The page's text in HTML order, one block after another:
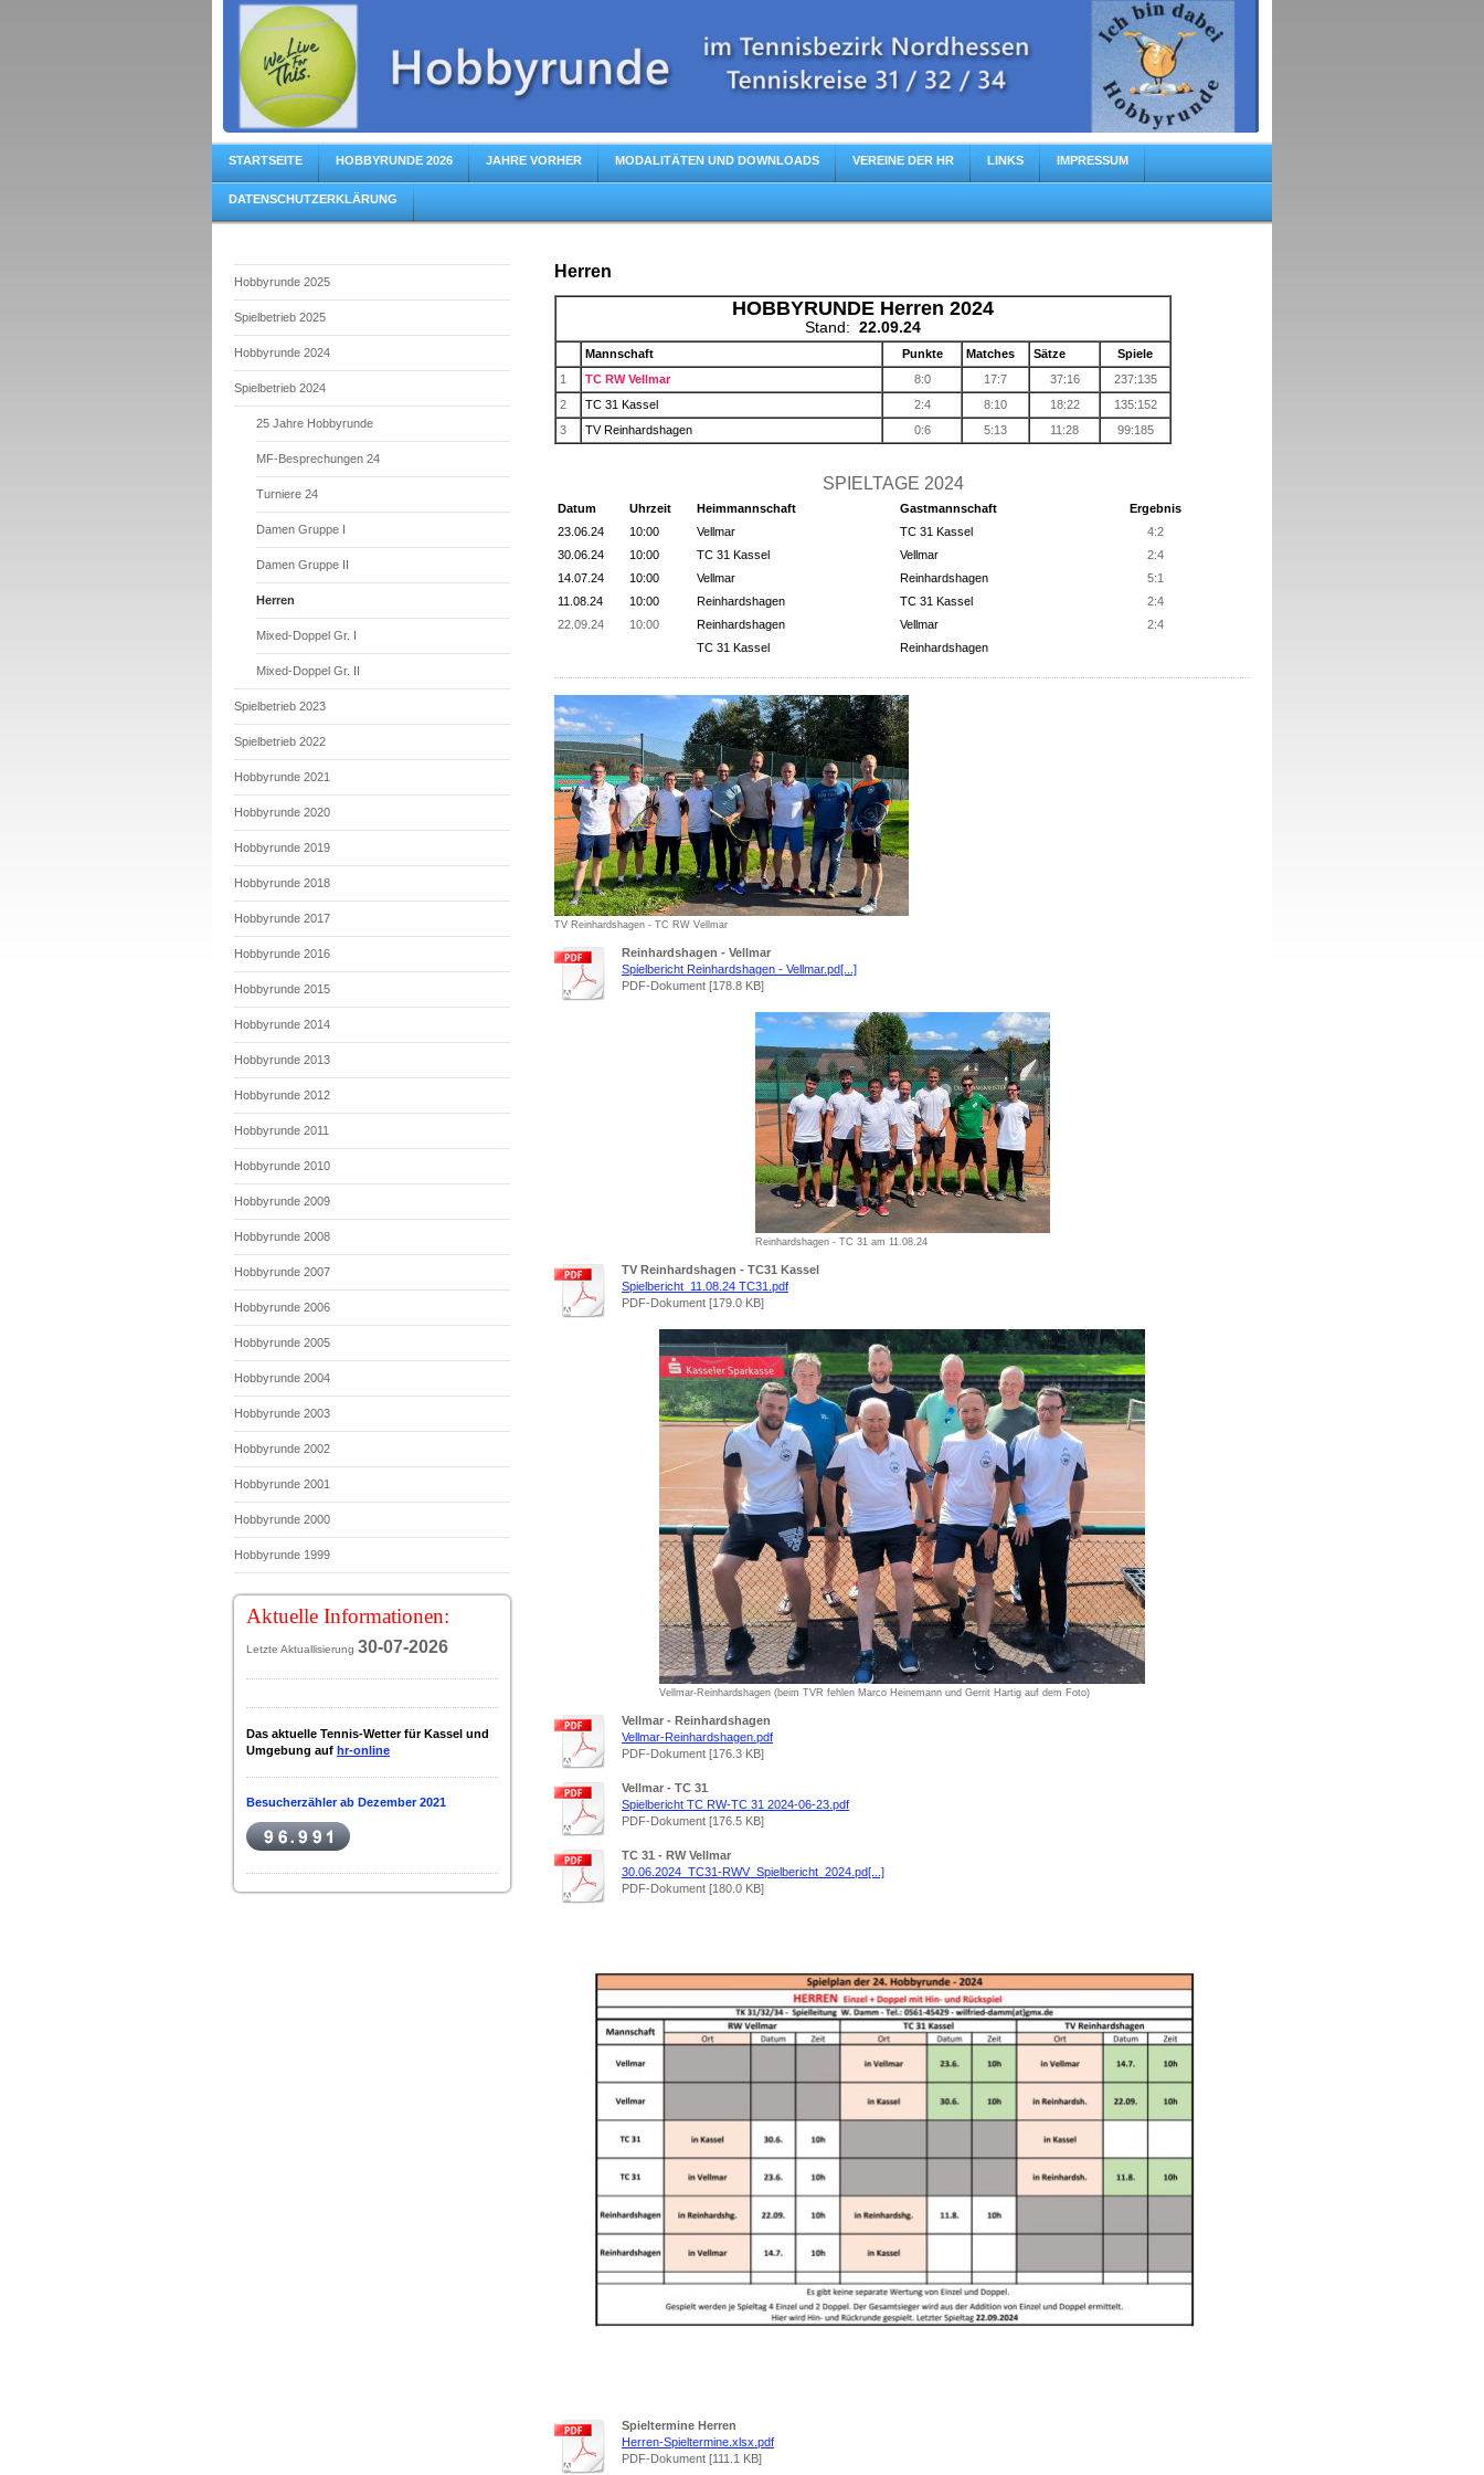
STARTSEITE HOBBYRUNDE 2026 JAHRE VORHER MODALITÄTEN UND DOWNLOADS VEREINE DER HR LINKS IMPRESSUM
DATENSCHUTZERKLÄRUNG
Hobbyrunde 2025
Spielbetrieb 2025
Hobbyrunde 2024
Spielbetrieb 2024
25 Jahre Hobbyrunde
MF-Besprechungen 24
Turniere 24
Damen Gruppe I
Damen Gruppe II
Herren
Mixed-Doppel Gr. I
Mixed-Doppel Gr. II
Spielbetrieb 2023
Spielbetrieb 2022
Hobbyrunde 2021
Hobbyrunde 2020
Hobbyrunde 2019
Hobbyrunde 2018
Hobbyrunde 2017
Hobbyrunde 2016
Hobbyrunde 2015
Hobbyrunde 2014
Hobbyrunde 2013
Hobbyrunde 2012
Hobbyrunde 2011
Hobbyrunde 2010
Hobbyrunde 2009
Hobbyrunde 2008
Hobbyrunde 2007
Hobbyrunde 2006
Hobbyrunde 2005
Hobbyrunde 2004
Hobbyrunde 2003
Hobbyrunde 2002
Hobbyrunde 2001
Hobbyrunde 2000
Hobbyrunde 1999
Aktuelle Informationen:
Letzte Aktuallisierung 30-07-2026
Das aktuelle Tennis-Wetter für Kassel und
Umgebung auf hr-online
Besucherzähler ab Dezember 2021
Herren
HOBBYRUNDE Herren 2024
Stand: 22.09.24
Mannschaft Punkte Matches Sätze
Spiele
1
TC RW Vellmar 8:0 17:7 37:16
237:135
2
TC 31 Kassel 2:4 8:10 18:22
135:152
3
TV Reinhardshagen 0:6 5:13 11:28 99:185
SPIELTAGE 2024
Datum Uhrzeit Heimmannschaft Gastmannschaft
Ergebnis
23.06.24
10:00 Vellmar TC 31 Kassel
4:2
30.06.24
10:00 TC 31 Kassel Vellmar
2:4
14.07.24
10:00 Vellmar Reinhardshagen
5:1
11.08.24
10:00 Reinhardshagen TC 31 Kassel
2:4
22.09.24
10:00 Reinhardshagen Vellmar
2:4
TC 31 Kassel
Reinhardshagen
TV Reinhardshagen - TC RW Vellmar
Reinhardshagen - Vellmar
Spielbericht Reinhardshagen - Vellmar.pd[...]
PDF-Dokument [178.8 KB]
Reinhardshagen - TC 31 am 11.08.24
TV Reinhardshagen - TC31 Kassel
Spielbericht_11.08.24 TC31.pdf
PDF-Dokument [179.0 KB]
Vellmar-Reinhardshagen (beim TVR fehlen Marco Heinemann und Gerrit Hartig auf dem Foto)
Vellmar - Reinhardshagen
Vellmar-Reinhardshagen.pdf
PDF-Dokument [176.3 KB]
Vellmar - TC 31
Spielbericht TC RW-TC 31 2024-06-23.pdf
PDF-Dokument [176.5 KB]
TC 31 - RW Vellmar
30.06.2024_TC31-RWV_Spielbericht_2024.pd[...]
PDF-Dokument [180.0 KB]
Spieltermine Herren
Herren-Spieltermine.xlsx.pdf
PDF-Dokument [111.1 KB]